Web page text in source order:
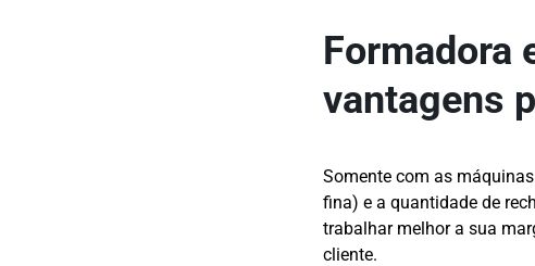
Formadora
vantagens
Somente com as
fina) e a quantidade de
trabalhar melhor a sua
cliente.